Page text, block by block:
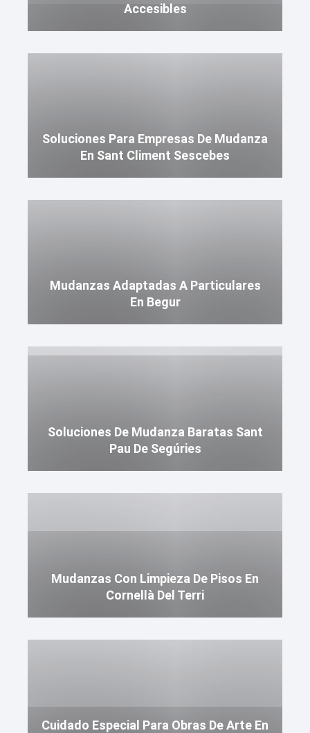
Accesibles
Soluciones Para Empresas De Mudanza
En Sant Climent Sescebes
Mudanzas Adaptadas A Particulares
En Begur
Soluciones De Mudanza Baratas Sant
Pau De Segúries
Mudanzas Con Limpieza De Pisos En
Cornellà Del Terri
Cuidado Especial Para Obras De Arte En